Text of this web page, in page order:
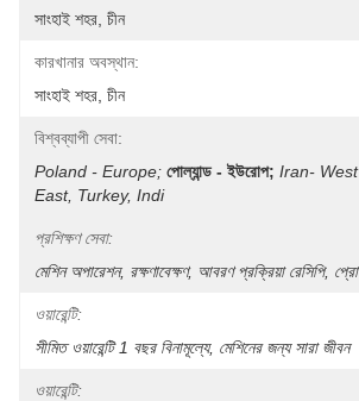
সাংহাই শহর, চীন
কারখানার অবস্থান:
সাংহাই শহর, চীন
বিশ্বব্যাপী সেবা:
Poland - Europe; পোল্যান্ড - ইউরোপ; Iran-
East, Turkey, Indi
প্রশিক্ষণ সেবা:
মেশিন অপারেশন, রক্ষণাবেক্ষণ, আবরণ প্রক্রিয়া রেসিপি,
ওয়ারেন্টি:
সীমিত ওয়ারেন্টি 1 বছর বিনামূল্যে, মেশিনের জন্য সারা জীবন
ওয়ারেন্টি: